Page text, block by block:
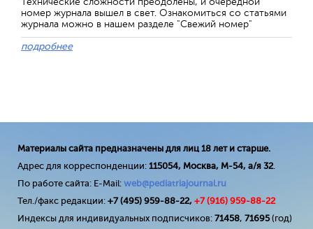
номер журнала вышел в свет. Ознакомиться со статьями
журнала можно в нашем разделе "Свежий номер"
подробнее
Материалы сайта предназначены для лиц 18 лет и старше.
Адрес для корреспонденции: 115054, Москва, М-54, а/я 32.
По работе сайта: E-Mail: web@pediatriajournal.ru
Тел./факс редакции: +7 (495) 959-88-22, +7 (916) 959-88-22
Индексы для индивидуальных подписчиков: 71458, 71695(год)